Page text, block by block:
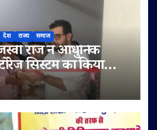
देश राज्य समाज
राज ने आधुनिक
सिस्टम का किया